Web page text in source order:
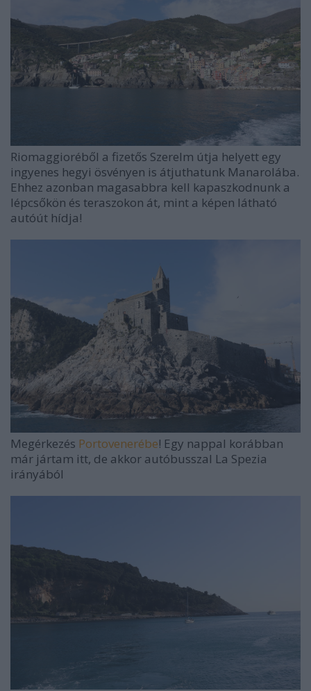
Riomaggioréből a fizetős Szerelm útja helyett egy
ingyenes hegyi ösvényen is átjuthatunk Manarolába.
Ehhez azonban magasabbra kell kapaszkodnunk a
lépcsőkön és teraszokon át, mint a képen látható
autóút hídja!
Megérkezés Portovenerébe! Egy nappal korábban
már jártam itt, de akkor autóbusszal La Spezia
irányából